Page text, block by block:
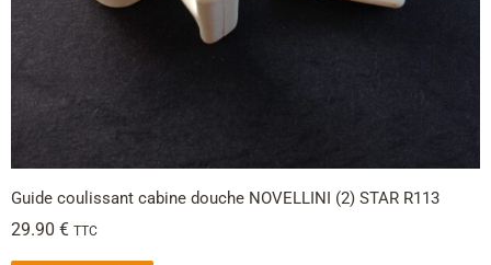
Guide coulissant cabine douche NOVELLINI (2) STAR R113
29.90 € TTC